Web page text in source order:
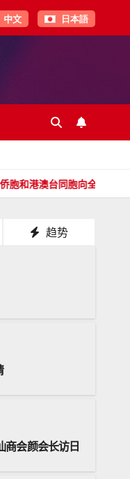
中文 日本語
胞向全球潮人拜年！
趋势
会颜会长访日